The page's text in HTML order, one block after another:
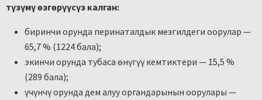
түзүмү өзгөрүүсүз калган:
биринчи орунда перинаталдык мезгилдеги оорулар —
65,7 % (1224 бала);
экинчи орунда тубаса өнүгүү кемтиктери — 15,5 %
(289 бала);
үчүнчү орунда дем алуу органдарынын оорулары —